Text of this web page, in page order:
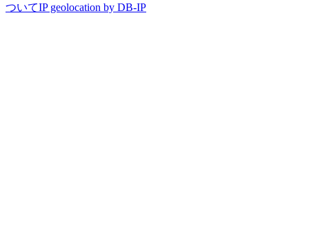
ついてIP geolocation by DB-IP